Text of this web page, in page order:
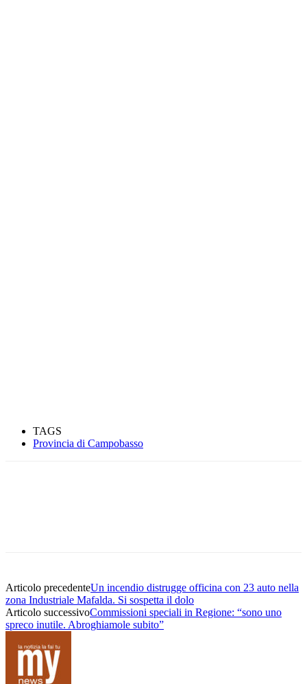
TAGS
Provincia di Campobasso
Articolo precedenteUn incendio distrugge officina con 23 auto nella
zona Industriale Mafalda. Si sospetta il dolo
Articolo successivoCommissioni speciali in Regione: “sono uno
spreco inutile. Abroghiamole subito”